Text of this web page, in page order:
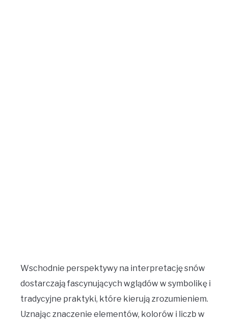
Wschodnie perspektywy na interpretację snów
dostarczają fascynujących wglądów w symbolikę i
tradycyjne praktyki, które kierują zrozumieniem.
Uznając znaczenie elementów, kolorów i liczb w